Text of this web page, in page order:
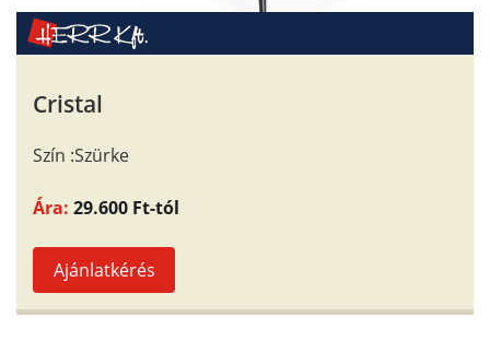
Cristal
Szín :Szürke
Ára: 29.600 Ft-tól
Ajánlatkérés